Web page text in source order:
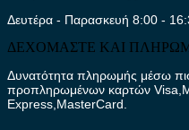
Δευτέρα - Παρασκευή 8:00 -
ΔΕΧΟΜΑΣΤΕ ΚΑΙ
Δυνατότητα πληρωμής μέσω
προπληρωμένων καρτών
Express,MasterCard.